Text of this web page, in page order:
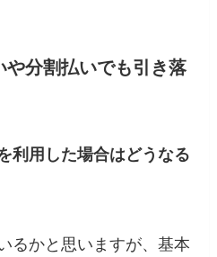
分割払いでも引き落
利用した場合はどうなる
るかと思いますが、基本